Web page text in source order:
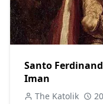
Santo
Iman
The Katolik